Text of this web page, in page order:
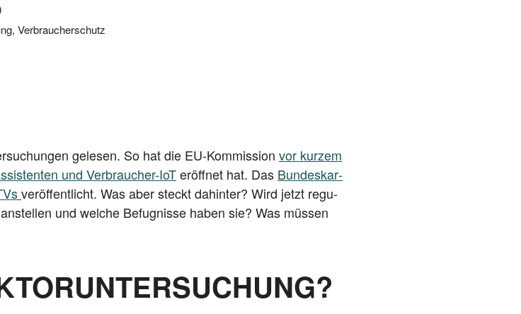
, Verbraucherschutz
gele­sen. So hat die EU-Kom­mis­si­on vor kur­zem
und Ver­brau­cher-IoTeröff­net hat. Das Bun­des­kar­
ver­öf­fent­licht. Was aber steckt dahin­ter? Wird jetzt regu­
und wel­che Befug­nis­se haben sie? Was müs­sen